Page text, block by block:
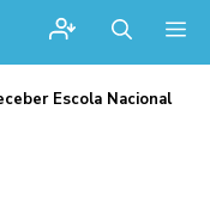
Escola Nacional